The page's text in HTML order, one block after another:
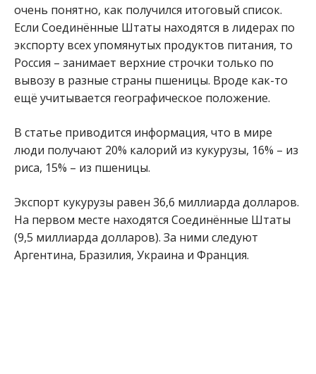
очень понятно, как получился итоговый список.
Если Соединённые Штаты находятся в лидерах по
экспорту всех упомянутых продуктов питания, то
Россия – занимает верхние строчки только по
вывозу в разные страны пшеницы. Вроде как-то
ещё учитывается географическое положение.
В статье приводится информация, что в мире
люди получают 20% калорий из кукурузы, 16% – из
риса, 15% – из пшеницы.
Экспорт кукурузы равен 36,6 миллиарда долларов.
На первом месте находятся Соединённые Штаты
(9,5 миллиарда долларов). За ними следуют
Аргентина, Бразилия, Украина и Франция.